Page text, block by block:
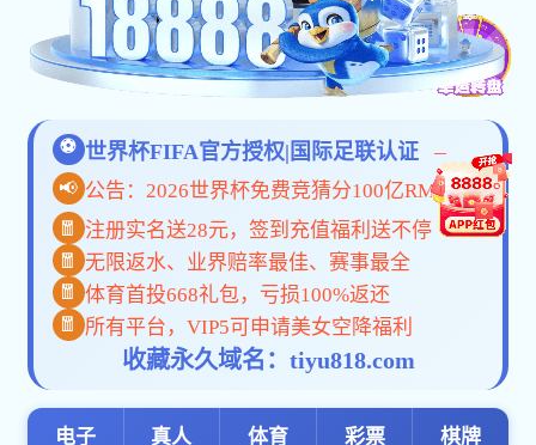
返回首页
球盟会娱乐-江西青春康源集团